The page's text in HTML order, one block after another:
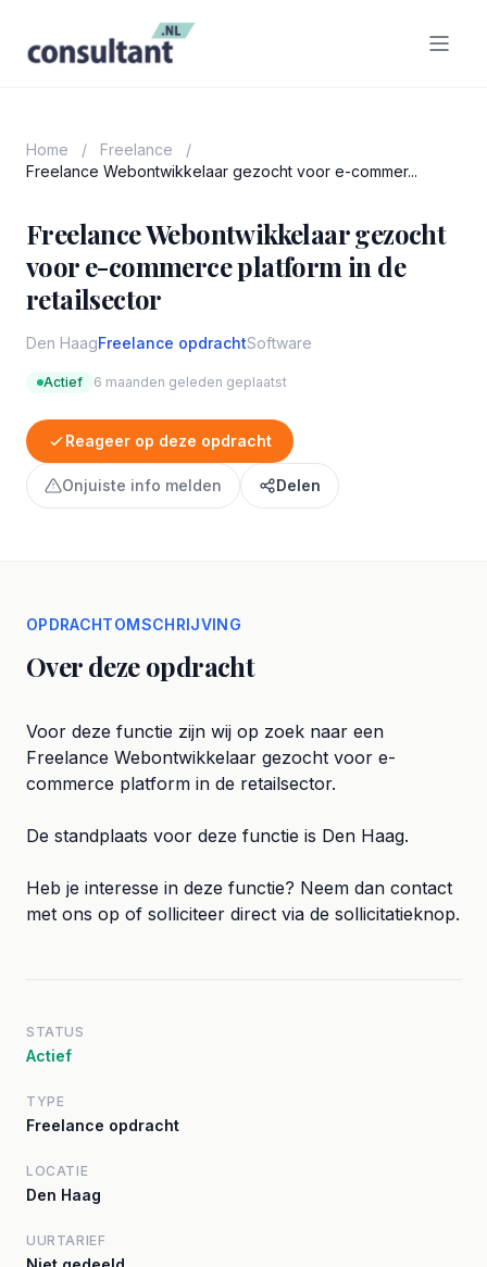
Home / Freelance
/
Freelance Webontwikkelaar gezocht voor e-commer...
Freelance Webontwikkelaar gezocht
voor e-commerce platform in de
retailsector
Den HaagFreelance opdrachtSoftware
Actief 6 maanden geleden geplaatst
Reageer op deze opdracht
Onjuiste info melden Delen
OPDRACHTOMSCHRIJVING
Over deze opdracht
Voor deze functie zijn wij op zoek naar een
Freelance Webontwikkelaar gezocht voor e-
commerce platform in de retailsector.
De standplaats voor deze functie is Den Haag.
Heb je interesse in deze functie? Neem dan contact
met ons op of solliciteer direct via de sollicitatieknop.
STATUS
Actief
TYPE
Freelance opdracht
LOCATIE
Den Haag
UURTARIEF